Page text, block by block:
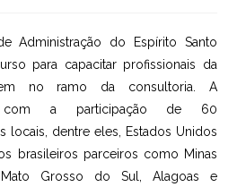
Administração do Espírito Santo
para capacitar profissionais da
no ramo da consultoria. A
com a participação de 60
locais, dentre eles, Estados Unidos
brasileiros parceiros como Minas
Grosso do Sul, Alagoas e